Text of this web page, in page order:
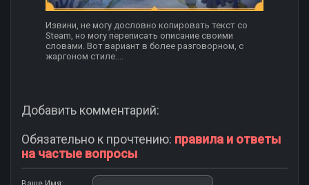
Извини, не могу дословно копировать текст со
Steam, но могу переписать описание своими
словами. Вот вариант в более разговорном, с
жаргоном стиле....
Добавить комментарий:
Обязательно к прочтению: правила и ответы
на частые вопросы